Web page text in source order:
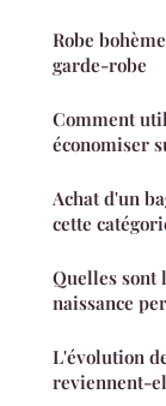
Robe
garde-robe
Comment
économiser
Achat d'un
cette
Quelles sont
naissance
L'évolution
reviennent-